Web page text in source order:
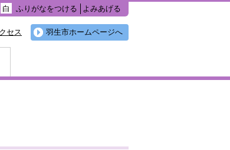
白 ふりがなをつける よみあげる
羽生市ホームページへ
セス